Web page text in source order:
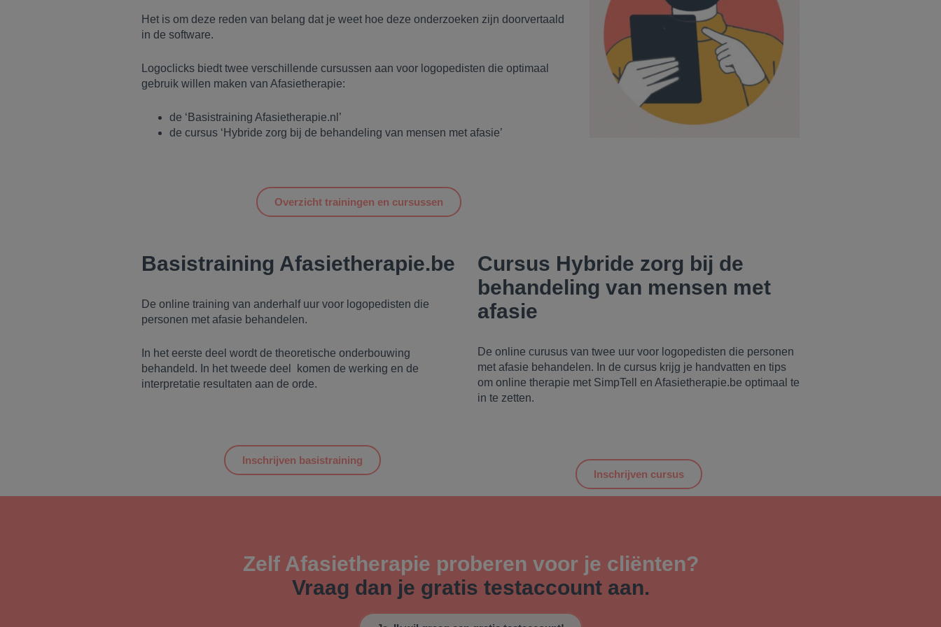
Het is om deze reden van belang dat je weet hoe deze onderzoeken zijn doorvertaald
in de software.
Logoclicks biedt twee verschillende cursussen aan voor logopedisten die optimaal
gebruik willen maken van Afasietherapie:
de ‘Basistraining Afasietherapie.nl’
de cursus ‘Hybride zorg bij de behandeling van mensen met afasie’
Overzicht trainingen en cursussen
Basistraining Afasietherapie.be
De online training van anderhalf uur voor logopedisten die
personen met afasie behandelen.
In het eerste deel wordt de theoretische onderbouwing
behandeld. In het tweede deel komen de werking en de
interpretatie resultaten aan de orde.
Inschrijven basistraining
Cursus Hybride zorg bij de
behandeling van mensen met
afasie
De online curusus van twee uur voor logopedisten die personen
met afasie behandelen. In de cursus krijg je handvatten en tips
om online therapie met SimpTell en Afasietherapie.be optimaal te
in te zetten.
Inschrijven cursus
Zelf Afasietherapie proberen voor je cliënten?
Vraag dan je gratis testaccount aan.